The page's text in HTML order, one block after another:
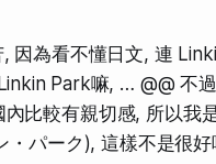
因為看不懂日文, 連
Park嘛, … @@ 不
比較有親切感, 所以我
パーク), 這樣不是很好